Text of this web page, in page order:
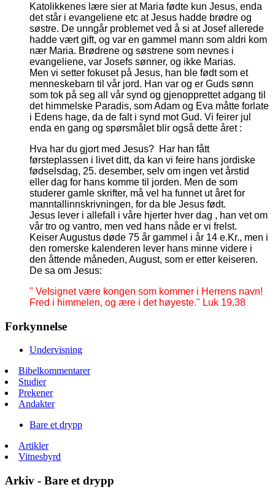
Katolikkenes lære sier at Maria fødte kun Jesus, enda
det står i evangeliene etc at Jesus hadde brødre og
søstre. De unngår problemet ved å si at Josef allerede
hadde vært gift, og var en gammel mann som aldri kom
nær Maria. Brødrene og søstrene som nevnes i
evangeliene, var Josefs sønner, og ikke Marias.
Men vi setter fokuset på Jesus, han ble født som et
menneskebarn til vår jord. Han var og er Guds sønn
som tok på seg all vår synd og gjenopprettet adgang til
det himmelske Paradis, som Adam og Eva måtte forlate
i Edens hage, da de falt i synd mot Gud. Vi feirer jul
enda en gang og spørsmålet blir også dette året :
Hva har du gjort med Jesus? Har han fått
førsteplassen i livet ditt, da kan vi feire hans jordiske
fødselsdag, 25. desember, selv om ingen vet årstid
eller dag for hans komme til jorden. Men de som
studerer gamle skrifter, må vel ha funnet ut året for
manntallinnskrivningen, for da ble Jesus født.
Jesus lever i allefall i våre hjerter hver dag , han vet om
vår tro og vantro, men ved hans nåde er vi frelst.
Keiser Augustus døde 75 år gammel i år 14 e.Kr., men i
den romerske kalenderen lever hans minne videre i
den åttende måneden, August, som er etter keiseren.
De sa om Jesus:
" Velsignet være kongen som kommer i Herrens navn!
Fred i himmelen, og ære i det høyeste." Luk 19,38
Forkynnelse
Undervisning
Bibelkommentarer
Studier
Prekener
Andakter
Bare et drypp
Artikler
Vitnesbyrd
Arkiv - Bare et drypp